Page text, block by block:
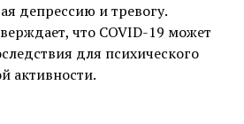
депрессию и тревогу.
что COVID-19 может
для психического
активности.